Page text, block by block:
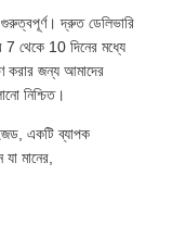
দ্রুত ডেলিভারি
7 থেকে 10 দিনের মধ্যে
করার জন্য আমাদের
নিশ্চিত।
একটি ব্যাপক
মানের,